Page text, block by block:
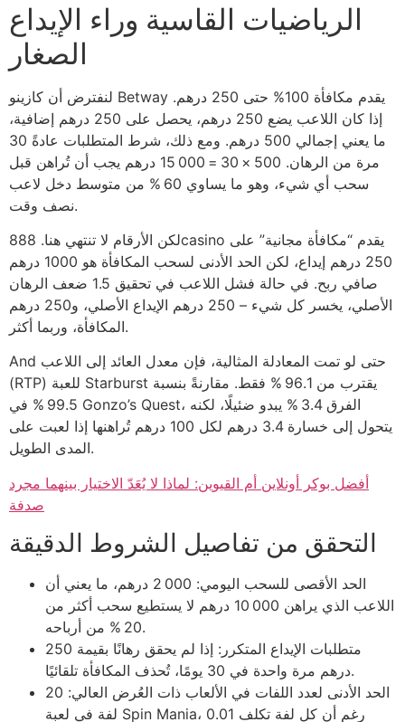
الرياضيات القاسية وراء الإيداع
الصغار
لنفترض أن كازينو Betway يقدم مكافأة 100% حتى 250 درهم.
إذا كان اللاعب يضع 250 درهم، يحصل على 250 درهم إضافية،
ما يعني إجمالي 500 درهم. ومع ذلك، شرط المتطلبات عادةً 30
مرة من الرهان. 500 × 30 = 15 000 درهم يجب أن تُراهن قبل
سحب أي شيء، وهو ما يساوي 60 % من متوسط دخل لاعب
نصف وقت.
لكن الأرقام لا تنتهي هنا. 888casino يقدم “مكافأة مجانية” على
250 درهم إيداع، لكن الحد الأدنى لسحب المكافأة هو 1000 درهم
صافي ربح. في حالة فشل اللاعب في تحقيق 1.5 ضعف الرهان
الأصلي، يخسر كل شيء – 250 درهم الإيداع الأصلي، و250 درهم
المكافأة، وربما أكثر.
And حتى لو تمت المعادلة المثالية، فإن معدل العائد إلى اللاعب
(RTP) للعبة Starburst يقترب من 96.1 % فقط. مقارنةً بنسبة
99.5 % في Gonzo’s Quest، الفرق 3.4 % يبدو ضئيلًا، لكنه
يتحول إلى خسارة 3.4 درهم لكل 100 درهم تُراهنها إذا لعبت على
المدى الطويل.
أفضل بوكر أونلاين أم القيوين: لماذا لا يُعَدّ الاختيار بينهما مجرد
صدفة
التحقق من تفاصيل الشروط الدقيقة
الحد الأقصى للسحب اليومي: 2 000 درهم، ما يعني أن
اللاعب الذي يراهن 10 000 درهم لا يستطيع سحب أكثر من
20 % من أرباحه.
متطلبات الإيداع المتكرر: إذا لم يحقق رهانًا بقيمة 250
درهم مرة واحدة في 30 يومًا، تُحذف المكافأة تلقائيًا.
الحد الأدنى لعدد اللفات في الألعاب ذات العُرض العالي: 20
لفة في لعبة Spin Mania، رغم أن كل لفة تكلف 0.01